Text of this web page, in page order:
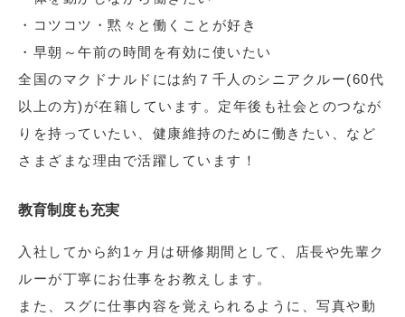
・コツコツ・黙々と働くことが好き
・早朝～午前の時間を有効に使いたい
全国のマクドナルドには約７千人のシニアクルー(60代
以上の方)が在籍しています。定年後も社会とのつなが
りを持っていたい、健康維持のために働きたい、など
さまざまな理由で活躍しています！
教育制度も充実
入社してから約1ヶ月は研修期間として、店長や先輩ク
ルーが丁寧にお仕事をお教えします。
また、スグに仕事内容を覚えられるように、写真や動